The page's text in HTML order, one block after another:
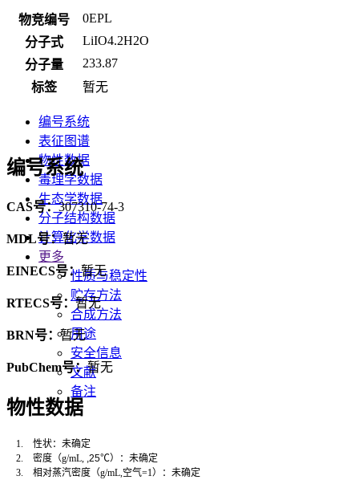
物竞编号
0EPL
分子式
LiIO4.2H2O
分子量
233.87
标签
暂无
编号系统
表征图谱
物性数据
毒理学数据
生态学数据
分子结构数据
计算化学数据
更多
性质与稳定性
贮存方法
合成方法
用途
安全信息
文献
备注
编号系统
CAS号：307310-74-3
MDL号：暂无
EINECS号：暂无
RTECS号：暂无
BRN号：暂无
PubChem号：暂无
物性数据
1.
性状：未确定
2.
密度（g/mL, ,25℃）：未确定
3.
相对蒸汽密度（g/mL, 空气=1 ）：未确定